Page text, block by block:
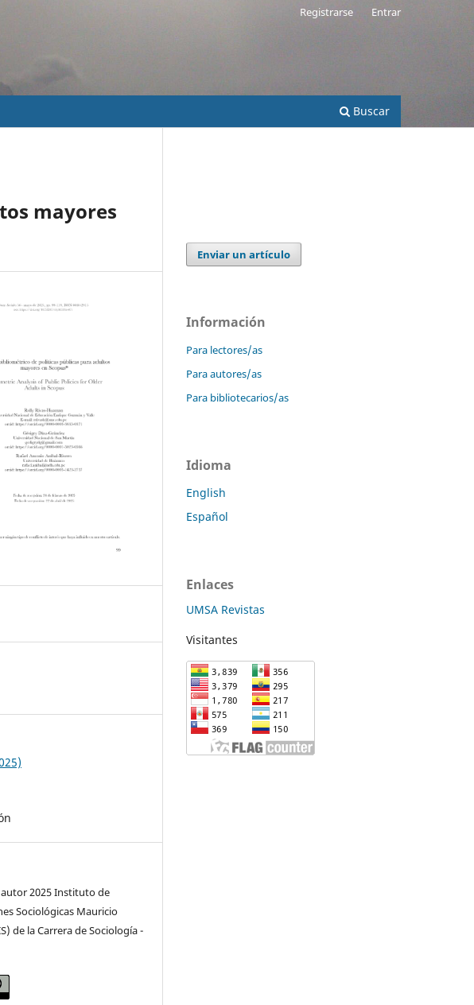
Buscar
Registrarse Entrar
mayores
autor 2025 Instituto de
Sociológicas Mauricio
de la Carrera de Sociología -
Enviar un artículo
Información
Para lectores/as
Para autores/as
Para bibliotecarios/as
Idioma
English
Español
Enlaces
UMSA Revistas
Visitantes